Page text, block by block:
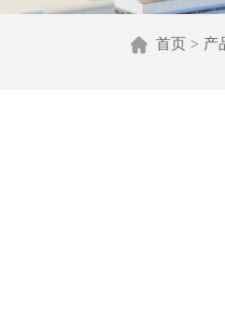
首页 > 产